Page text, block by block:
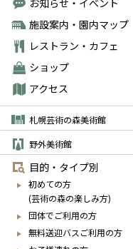
お知らせ・イベント
施設案内・園内マップ
レストラン・カフェ
ショップ
アクセス
札幌芸術の森美術館
野外美術館
目的・タイプ別
初めての方
(芸術の森の楽しみ方)
団体でご利用の方
無料送迎バスご利用の方